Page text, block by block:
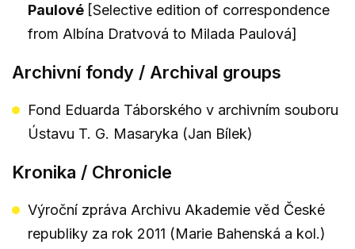
Paulové [Selective edition of correspondence
from Albína Dratvová to Milada Paulová]
Archivní fondy / Archival groups
Fond Eduarda Táborského v archivním souboru
Ústavu T. G. Masaryka (Jan Bílek)
Kronika / Chronicle
Výroční zpráva Archivu Akademie věd České
republiky za rok 2011 (Marie Bahenská a kol.)